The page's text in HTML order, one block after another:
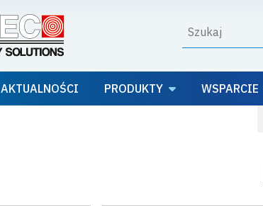
AKTUALNOŚCI PRODUKTY WSPARCIE